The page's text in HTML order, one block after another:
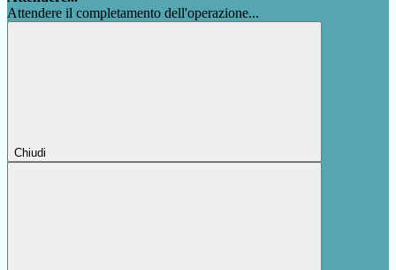
Attendere il completamento dell'operazione...
Chiudi